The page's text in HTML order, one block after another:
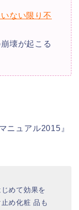
ない限り不
壊が起こる
ニュアル2015』
めて効果を
め化粧 品も